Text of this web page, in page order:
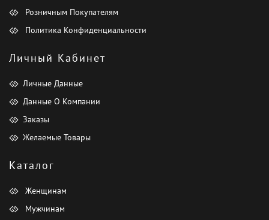
Розничным Покупателям
Политика Конфиденциальности
Личный Кабинет
Личные Данные
Данные О Компании
Заказы
Желаемые Товары
Каталог
Женщинам
Мужчинам